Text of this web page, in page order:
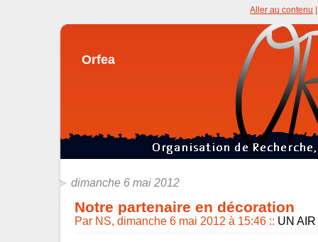
Orfea
Aller au contenu
dimanche 6 mai 2012
Notre partenaire en décoration
Par NS, dimanche 6 mai 2012 à 15:46 :: UN